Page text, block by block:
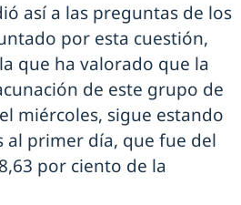
así a las preguntas de los
por esta cuestión,
que ha valorado que la
de este grupo de
miércoles, sigue estando
al primer día, que fue del
por ciento de la